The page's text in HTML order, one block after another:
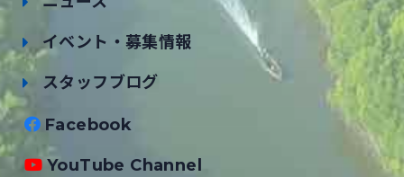
イベント・募集情報
スタッフブログ
Facebook
YouTube Channel